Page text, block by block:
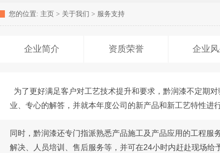
您的位置: 主页 > 关于我们 > 服务支持
企业简介 资质荣誉 企业
为了更好满足客户对工艺技术提升和要求，黔润漆不定期
业、专心的解答，并就本年度公司的新产品和新工艺特性
同时，黔润漆还专门指派熟悉产品施工及产品应用的工程
解决、人员培训、售后服务等，并可在24小时内赶赴现场给